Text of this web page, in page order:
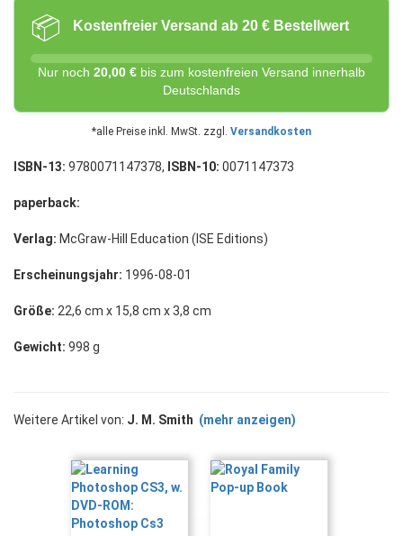
📦 Kostenfreier Versand ab 20 € Bestellwert
Nur noch 20,00 € bis zum kostenfreien Versand innerhalb
Deutschlands
*alle Preise inkl. MwSt. zzgl. Versandkosten
ISBN-13: 9780071147378, ISBN-10: 0071147373
paperback:
Verlag: McGraw-Hill Education (ISE Editions)
Erscheinungsjahr: 1996-08-01
Größe: 22,6 cm x 15,8 cm x 3,8 cm
Gewicht: 998 g
Weitere Artikel von: J. M. Smith (mehr anzeigen)